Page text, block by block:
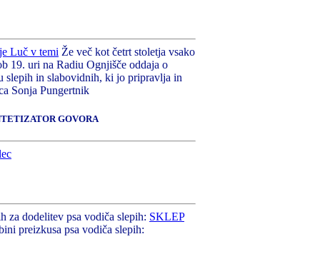
Že več kot četrt stoletja vsako
19. uri na Radiu Ognjišče oddaja o
slepih in slabovidnih, ki jo pripravlja in
Sonja Pungertnik
GOVORA
za dodelitev psa vodiča slepih: SKLEP
preizkusa psa vodiča slepih: